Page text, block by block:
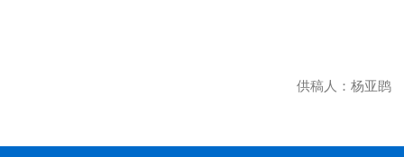
供稿人：杨亚鹍